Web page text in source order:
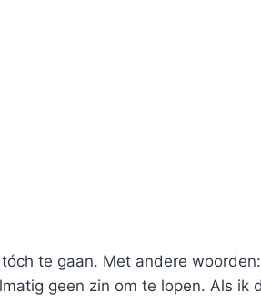
te gaan. Met andere
geen zin om te lopen. Als ik